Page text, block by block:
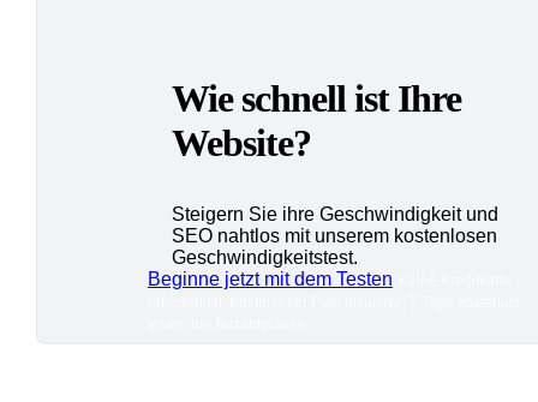
Wie schnell ist Ihre
Website?
Steigern Sie ihre Geschwindigkeit und
SEO nahtlos mit unserem kostenlosen
Geschwindigkeitstest.
Beginne jetzt mit dem Testen